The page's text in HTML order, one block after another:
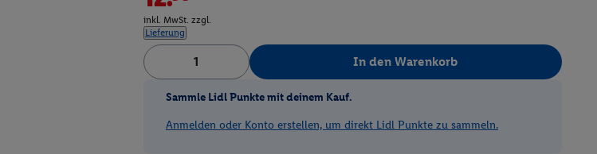
inkl. MwSt. zzgl.
Lieferung
In den Warenkorb
Sammle Lidl Punkte mit deinem Kauf.
Anmelden oder Konto erstellen, um direkt Lidl Punkte zu sammeln.